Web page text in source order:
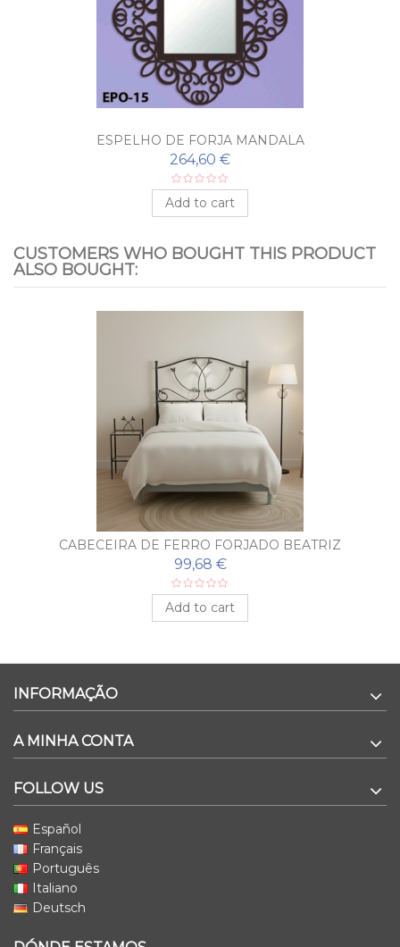
ESPELHO DE FORJA MANDALA
264,60 €
Add to cart
CUSTOMERS WHO BOUGHT THIS PRODUCT
ALSO BOUGHT:
CABECEIRA DE FERRO FORJADO BEATRIZ
99,68 €
Add to cart
INFORMAÇÃO
A MINHA CONTA
FOLLOW US
Español
Français
Português
Italiano
Deutsch